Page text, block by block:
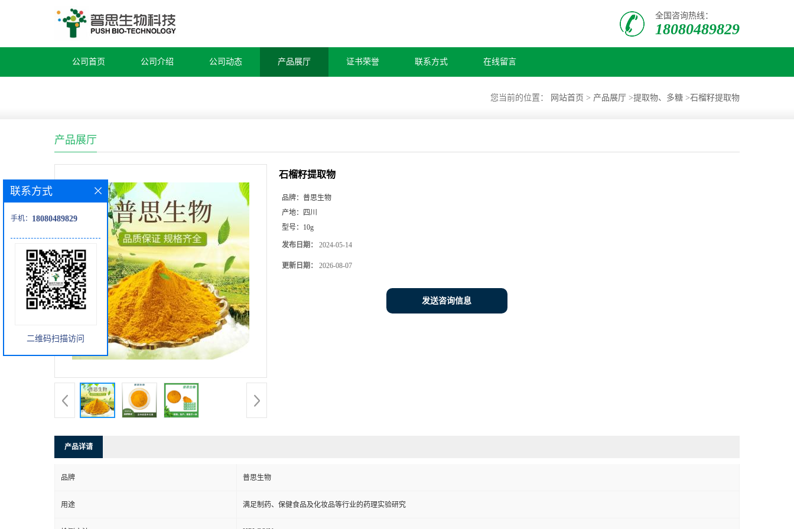
全国咨询热线：
18080489829
公司首页 公司介绍 公司动态 产品展厅 证书荣誉 联系方式 在线留言
您当前的位置： 网站首页 > 产品展厅 >提取物、多糖 >石榴籽提取物
产品展厅
石榴籽提取物
品牌： 普思生物
产地：
四川
型号： 10g
发布日期： 2024-05-14
更新日期： 2026-08-07
发送咨询信息
产品详请
品牌 普思生物
用途 满足制药、保健食品及化妆品等行业的药理实验研究
联系方式
手机： 18080489829
二维码扫描访问